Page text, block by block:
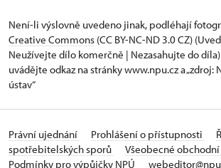
Není-li výslovně uvedeno jinak, podléhají
Creative Commons (CC BY-NC-ND 3.0 CZ)
Neužívejte dílo komerčně | Nezasahujte do
uvádějte odkaz na stránky www.npu.cz a
ústav“
Právní ujednání Prohlášení o přístupnosti
spotřebitelských sporů
Všeobecné
Podmínky pro výpůjčky NPÚ